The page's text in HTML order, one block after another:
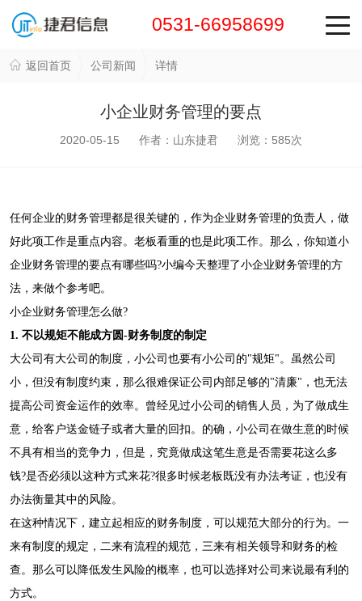
0531-66958699
返回首页 公司新闻 详情
小企业财务管理的要点
2020-05-15 作者：山东捷君 浏览： 585次
任何企业的财务管理都是很关键的，作为企业财务管理的负责人，做
好此项工作是重点内容。老板看重的也是此项工作。那么，你知道小
企业财务管理的要点有哪些吗?小编今天整理了小企业财务管理的方
法，来做个参考吧。
小企业财务管理怎么做?
1. 不以规矩不能成方圆-财务制度的制定
大公司有大公司的制度，小公司也要有小公司的"规矩"。虽然公司
小，但没有制度约束，那么很难保证公司内部足够的"清廉"，也无法
提高公司资金运作的效率。曾经见过小公司的销售人员，为了做成生
意，给客户送金链子或者大量的回扣。的确，小公司在做生意的时候
不具有相当的竞争力，但是，究竟做成这笔生意是否需要花这么多
钱?是否必须以这种方式来花?很多时候老板既没有办法考证，也没有
办法衡量其中的风险。
在这种情况下，建立起相应的财务制度，可以规范大部分的行为。一
来有制度的规定，二来有流程的规范，三来有相关领导和财务的检
查。那么可以降低发生风险的概率，也可以选择对公司来说最有利的
方式。